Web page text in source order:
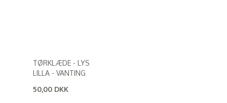
TØRKLÆDE - LYS
LILLA - VANTING
50,00 DKK